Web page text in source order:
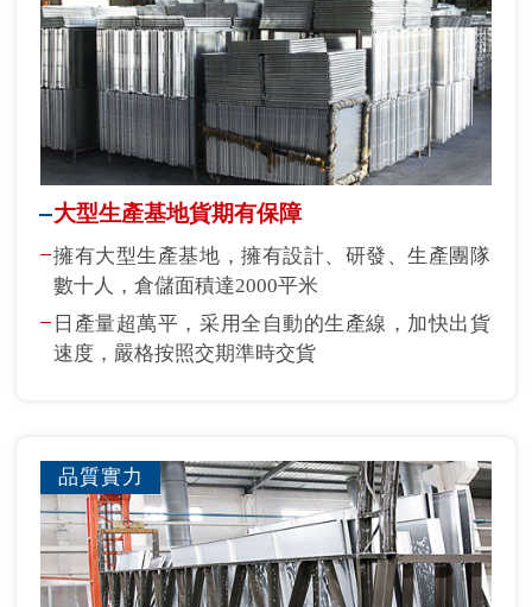
大型生產基地貨期有保障
擁有大型生產基地，擁有設計、研發、生產團隊
數十人，倉儲面積達2000平米
日產量超萬平，采用全自動的生產線，加快出貨
速度，嚴格按照交期準時交貨
品質實力